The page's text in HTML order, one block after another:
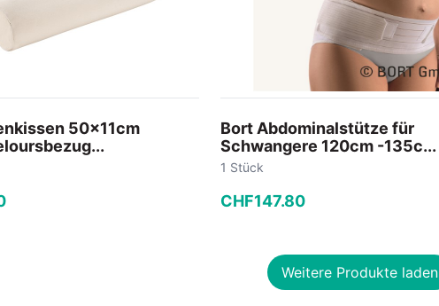
50x11cm
Bort Abdominalstütze für
Schwangere 120cm -135c...
1 Stück
CHF147.80
In den Warenkorb
Weitere Produkte laden